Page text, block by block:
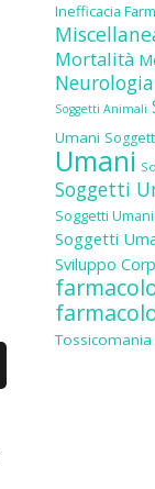
Inefficacia
Mortalità
Neurologia
Soggetti Animali
Umani
Umani
Soggetti
Soggetti Umani
Soggetti
Sviluppo
Tossicomania